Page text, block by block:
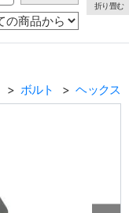
ボルト ヘックス